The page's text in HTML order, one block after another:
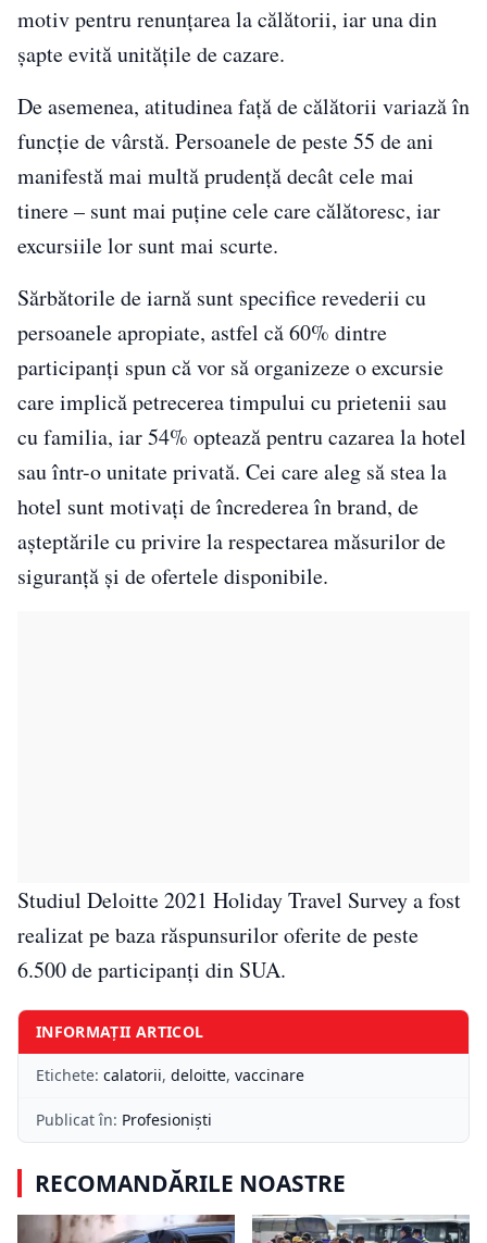
motiv pentru renunțarea la călătorii, iar una din
șapte evită unitățile de cazare.
De asemenea, atitudinea față de călătorii variază în
funcție de vârstă. Persoanele de peste 55 de ani
manifestă mai multă prudență decât cele mai
tinere – sunt mai puține cele care călătoresc, iar
excursiile lor sunt mai scurte.
Sărbătorile de iarnă sunt specifice revederii cu
persoanele apropiate, astfel că 60% dintre
participanți spun că vor să organizeze o excursie
care implică petrecerea timpului cu prietenii sau
cu familia, iar 54% optează pentru cazarea la hotel
sau într-o unitate privată. Cei care aleg să stea la
hotel sunt motivați de încrederea în brand, de
așteptările cu privire la respectarea măsurilor de
siguranță și de ofertele disponibile.
Studiul Deloitte 2021 Holiday Travel Survey a fost
realizat pe baza răspunsurilor oferite de peste
6.500 de participanți din SUA.
INFORMAȚII ARTICOL
Etichete: calatorii, deloitte, vaccinare
Publicat în: Profesioniști
RECOMANDĂRILE NOASTRE